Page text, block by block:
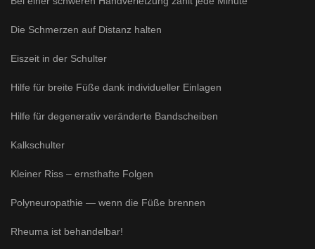
Die Schmerzen auf Distanz halten
Eiszeit in der Schulter
Hilfe für breite Füße dank individueller Einlagen
Hilfe für degenerativ veränderte Bandscheiben
Kalkschulter
Kleiner Riss – ernsthafte Folgen
Polyneuropathie — wenn die Füße brennen
Rheuma ist behandelbar!